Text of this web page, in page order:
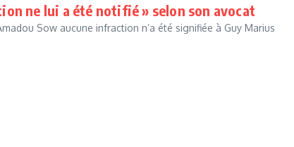
ne lui a été notifié » selon son avocat
Sow aucune infraction n’a été signifiée à Guy Marius